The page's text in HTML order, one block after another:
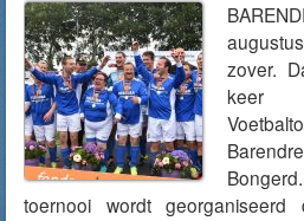
zover.
keer
toernooi wordt georganiseerd